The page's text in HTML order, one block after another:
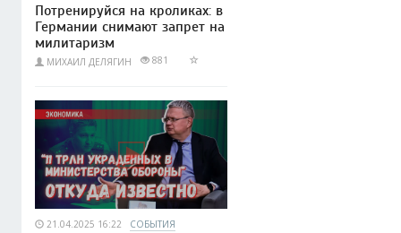
Потренируйся на кроликах: в
Германии снимают запрет на
милитаризм
МИХАИЛ ДЕЛЯГИН 881
21.04.2025 16:22 СОБЫТИЯ